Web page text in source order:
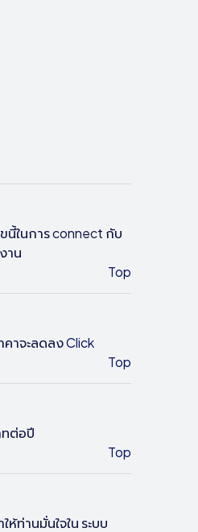
นี้ในการ connect กับ
าน
Top
คาจะลดลงClick
Top
ทต่อปี
Top
ท่านมั่นใจใน ระบบ